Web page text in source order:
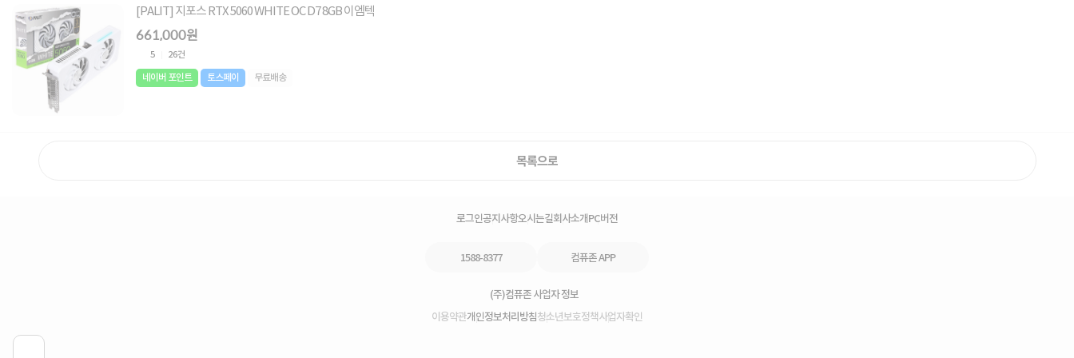
[PALIT] 지포스 RTX 5060 WHITE OC D7 8GB 이엠텍
661,000원
5 26건
네이버 포인트 토스페이 무료배송
목록으로
로그인공지사항오시는길회사소개PC버전
1588-8377 컴퓨존 APP
(주)컴퓨존 사업자 정보
이용약관개인정보처리방침청소년보호정책사업자확인